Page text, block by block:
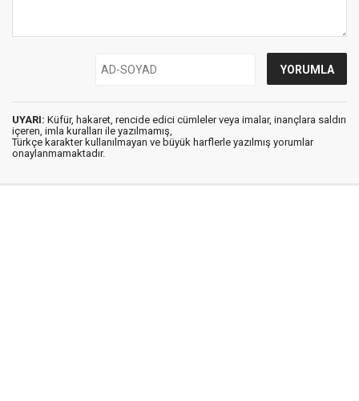
UYARI: Küfür, hakaret, rencide edici cümleler veya imalar, inançlara saldırı
içeren, imla kuralları ile yazılmamış,
Türkçe karakter kullanılmayan ve büyük harflerle yazılmış yorumlar
onaylanmamaktadır.